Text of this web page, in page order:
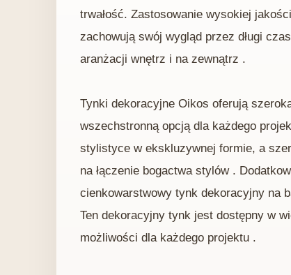
trwałość. Zastosowanie wysokiej
zachowują swój wygląd przez długi
aranżacji wnętrz i na zewnątrz .
Tynki dekoracyjne Oikos oferują
wszechstronną opcją dla każdego
stylistyce w ekskluzywnej formie, a
na łączenie bogactwa stylów .
cienkowarstwowy tynk dekoracyjny na
Ten dekoracyjny tynk jest dostępny w
możliwości dla każdego projektu .